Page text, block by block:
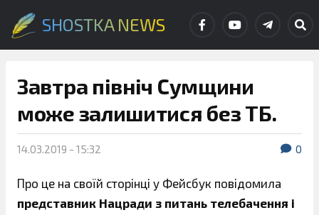
SHOSTKA NEWS
Завтра північ Сумщини
може залишитися без ТБ.
14.03.2019 - 15:32 0
Про це на своїй сторінці у Фейсбук повідомила
представник Нацради з питань телебачення і